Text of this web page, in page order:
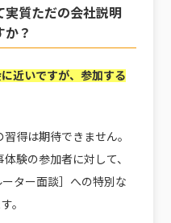
実質ただの会社説明
か？
近いですが、参加する
得は期待できません。
験の参加者に対して、
ター面談］への特別な
。